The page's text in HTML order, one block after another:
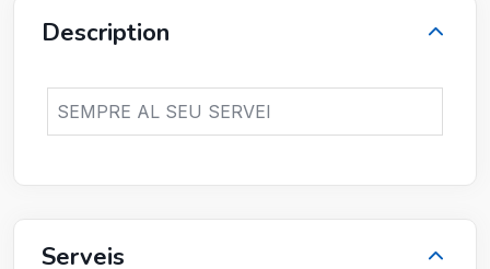
Description
SEMPRE AL SEU SERVEI
Serveis